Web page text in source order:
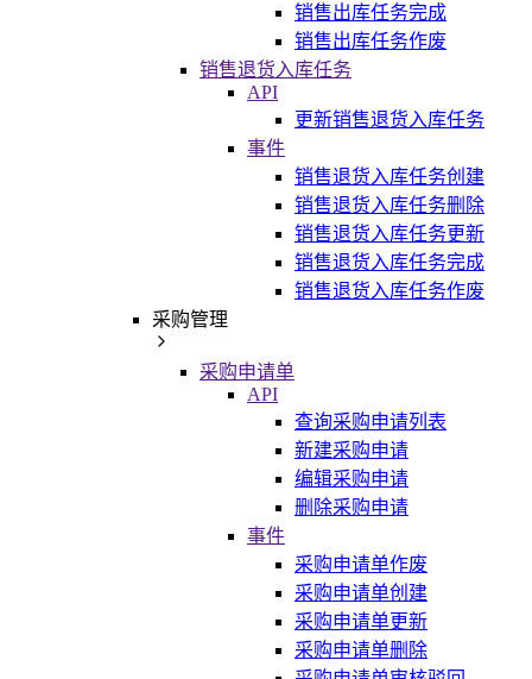
销售出库任务完成
销售出库任务作废
销售退货入库任务
API
更新销售退货入库任务
事件
销售退货入库任务创建
销售退货入库任务删除
销售退货入库任务更新
销售退货入库任务完成
销售退货入库任务作废
采购管理
采购申请单
API
查询采购申请列表
新建采购申请
编辑采购申请
删除采购申请
事件
采购申请单作废
采购申请单创建
采购申请单更新
采购申请单删除